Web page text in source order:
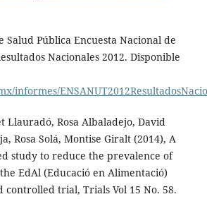
Salud Pública Encuesta Nacional de
Nacionales 2012. Disponible
informes/
Llauradó, Rosa Albaladejo, David
Rosa Solá, Montise Giralt (2014), A
study to reduce the prevalence of
EdAl (Educació en Alimentació)
controlled trial, Trials Vol 15 No. 58.